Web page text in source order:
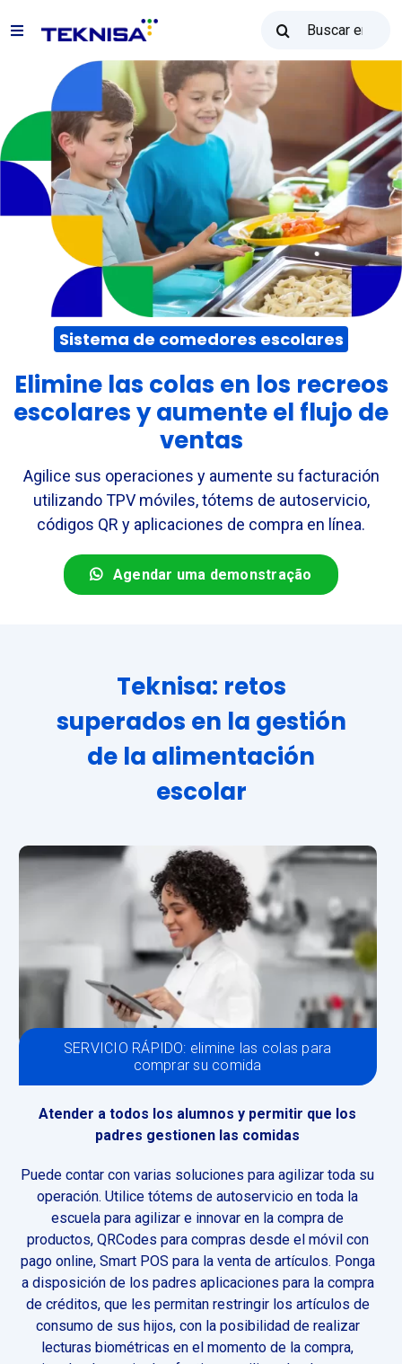
para
resultados
Alternar
navegación
Soluciones
Reventa Teknisa
Recursos
Ventas: (31) 2122-2300
Póngase en contacto con
Sistema de comedores escolares
Elimine las colas en los recreos
escolares y aumente el flujo de
ventas
Agilice sus operaciones y aumente su facturación
utilizando TPV móviles, tótems de autoservicio,
códigos QR y aplicaciones de compra en línea.
Agendar uma demonstração
Teknisa: retos
superados en la gestión
de la alimentación
escolar
SERVICIO RÁPIDO: elimine las colas para
comprar su comida
Atender a todos los alumnos y permitir que los
padres gestionen las comidas
Puede contar con varias soluciones para agilizar toda su
operación. Utilice tótems de autoservicio en toda la
escuela para agilizar e innovar en la compra de
productos, QRCodes para compras desde el móvil con
pago online, Smart POS para la venta de artículos. Ponga
a disposición de los padres aplicaciones para la compra
de créditos, que les permitan restringir los artículos de
consumo de sus hijos, con la posibilidad de realizar
lecturas biométricas en el momento de la compra,